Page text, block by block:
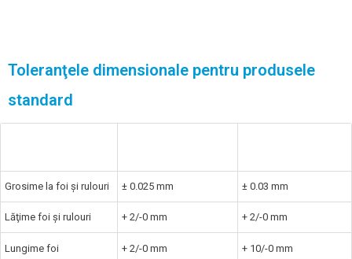
Toleranţele dimensionale pentru produsele
standard
Grosime la foi şi rulouri ± 0.025 mm ± 0.03 mm
Lăţime foi şi rulouri + 2/-0 mm + 2/-0 mm
Lungime foi + 2/-0 mm + 10/-0 mm